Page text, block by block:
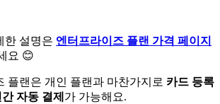
한 설명은 엔터프라이즈 플랜 가격 페이지
요 😊
플랜은 개인 플랜과 마찬가지로 카드 등록
자동 결제 가 가능해요.